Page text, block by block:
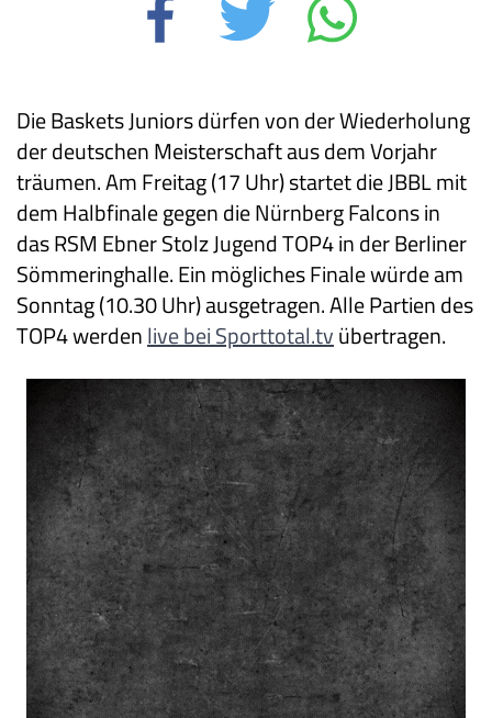
Die Baskets Juniors dürfen von der Wiederholung
der deutschen Meisterschaft aus dem Vorjahr
träumen. Am Freitag (17 Uhr) startet die JBBL mit
dem Halbfinale gegen die Nürnberg Falcons in
das RSM Ebner Stolz Jugend TOP4 in der Berliner
Sömmeringhalle. Ein mögliches Finale würde am
Sonntag (10.30 Uhr) ausgetragen. Alle Partien des
TOP4 werdenlive bei Sporttotal.tvübertragen.